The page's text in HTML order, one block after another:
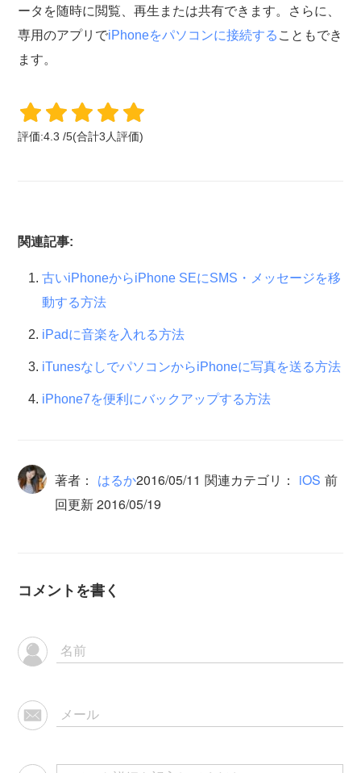
ータを随時に閲覧、再生または共有できます。さらに、
専用のアプリでiPhoneをパソコンに接続する こともでき
ます。
評価:4.3 /5(合計3人評価)
関連記事:
古いiPhoneからiPhone SEにSMS・メッセージを移
動する方法
iPadに音楽を入れる方法
iTunesなしでパソコンからiPhoneに写真を送る方法
iPhone7を便利にバックアップする方法
著者： はるか2016/05/11 関連カテゴリ： iOS 前
回更新 2016/05/19
コメントを書く